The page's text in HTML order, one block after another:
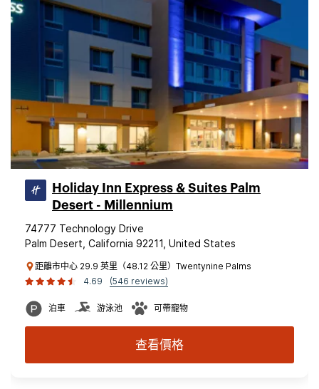
Holiday Inn Express & Suites Palm
Desert - Millennium
74777 Technology Drive
Palm Desert, California 92211, United States
距離市中心 29.9 英里（48.12 公里）Twentynine Palms
4.69
(546 reviews)
泊車 游泳池 可帶寵物
查看價格